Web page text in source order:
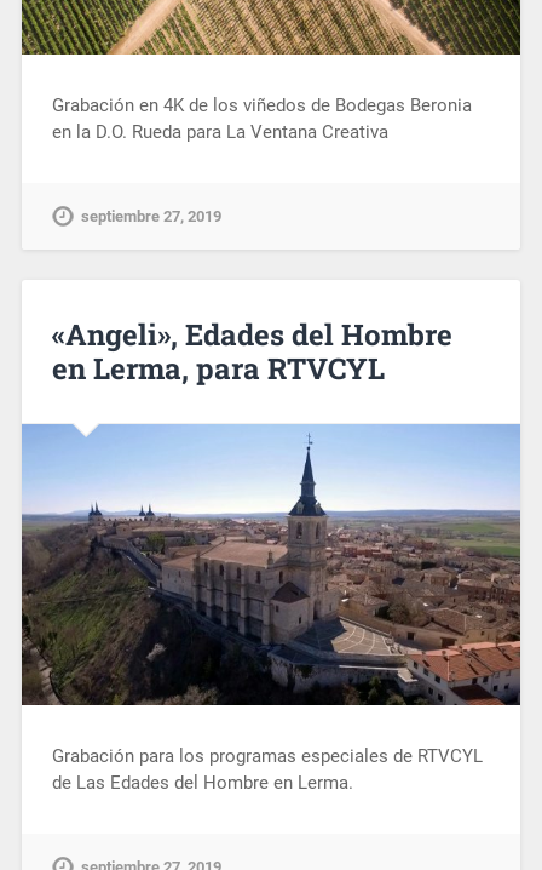
Grabación en 4K de los viñedos de Bodegas Beronia
en la D.O. Rueda para La Ventana Creativa
septiembre 27, 2019
«Angeli», Edades del Hombre
en Lerma, para RTVCYL
Grabación para los programas especiales de RTVCYL
de Las Edades del Hombre en Lerma.